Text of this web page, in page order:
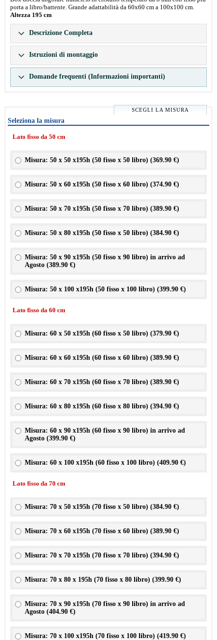
porta a libro/battente. Grande adattabilità da 60x60 cm a 100x100 cm.
Altezza 195 cm
Descrizione Completa
Istruzioni di montaggio
Domande frequenti (Informazioni importanti)
SCEGLI LA MISURA
Seleziona la misura
Lato fisso da 50 cm
Misura: 50 x 50 x195h (50 fisso x 50 libro) (369.90 €)
Misura: 50 x 60 x195h (50 fisso x 60 libro) (374.90 €)
Misura: 50 x 70 x195h (50 fisso x 70 libro) (389.90 €)
Misura: 50 x 80 x195h (50 fisso x 50 libro) (384.90 €)
Misura: 50 x 90 x195h (50 fisso x 90 libro) in arrivo ad
Agosto (389.90 €)
Misura: 50 x 100 x195h (50 fisso x 100 libro) (399.90 €)
Lato fisso da 60 cm
Misura: 60 x 50 x195h (60 fisso x 50 libro) (379.90 €)
Misura: 60 x 60 x195h (60 fisso x 60 libro) (389.90 €)
Misura: 60 x 70 x195h (60 fisso x 70 libro) (389.90 €)
Misura: 60 x 80 x195h (60 fisso x 80 libro) (394.90 €)
Misura: 60 x 90 x195h (60 fisso x 90 libro) in arrivo ad
Agosto (399.90 €)
Misura: 60 x 100 x195h (60 fisso x 100 libro) (409.90 €)
Lato fisso da 70 cm
Misura: 70 x 50 x195h (70 fisso x 50 libro) (384.90 €)
Misura: 70 x 60 x195h (70 fisso x 60 libro) (389.90 €)
Misura: 70 x 70 x195h (70 fisso x 70 libro) (394.90 €)
Misura: 70 x 80 x 195h (70 fisso x 80 libro) (399.90 €)
Misura: 70 x 90 x195h (70 fisso x 90 libro) in arrivo ad
Agosto (404.90 €)
Misura: 70 x 100 x195h (70 fisso x 100 libro) (419.90 €)